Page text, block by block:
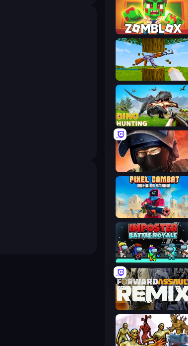
Zomblox
Mine Shooter 3D
Dino Hunting Jurassic World
Bullet Force
Pixel Combat: Zombies Strike
Imposter Battle Royale
Forward Assault Remix